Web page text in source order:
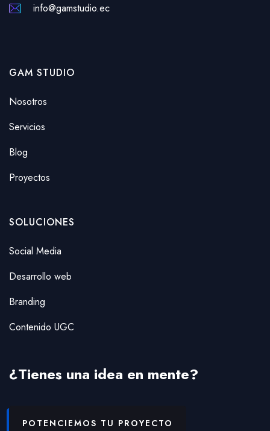
info@gamstudio.ec
GAM STUDIO
Nosotros
Servicios
Blog
Proyectos
SOLUCIONES
Social Media
Desarrollo web
Branding
Contenido UGC
¿Tienes una idea en mente?
POTENCIEMOS TU PROYECTO